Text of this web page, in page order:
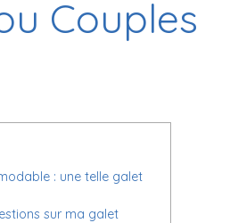
Couples
: une telle galet
sur ma galet